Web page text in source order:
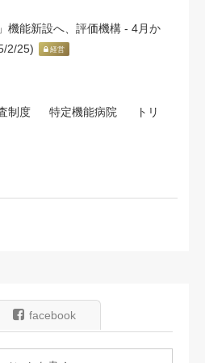
機能新設へ、評価機構 - 4月か
2/25)
経営
制度 特定機能病院
トリ
facebook